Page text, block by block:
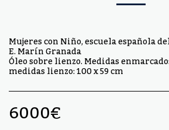
Mujeres con Niño, escuela española
E. Marín Granada
Óleo sobre lienzo. Medidas
medidas lienzo: 100 x 59 cm
6000€